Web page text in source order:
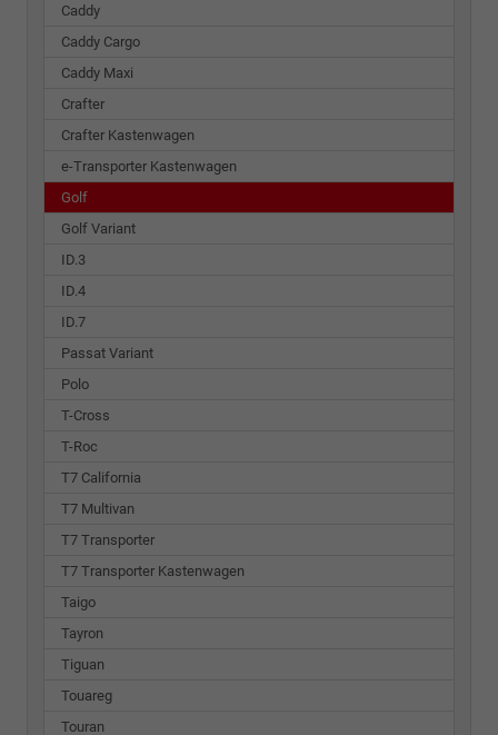
Caddy
Caddy Cargo
Caddy Maxi
Crafter
Crafter Kastenwagen
e-Transporter Kastenwagen
Golf
Golf Variant
ID.3
ID.4
ID.7
Passat Variant
Polo
T-Cross
T-Roc
T7 California
T7 Multivan
T7 Transporter
T7 Transporter Kastenwagen
Taigo
Tayron
Tiguan
Touareg
Touran